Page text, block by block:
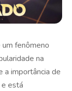
fenômeno
na
a importância de
está